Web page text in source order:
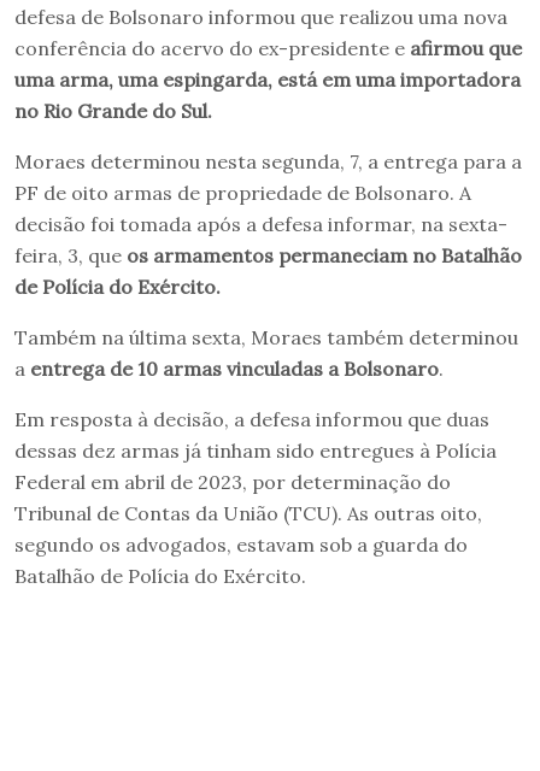
defesa de Bolsonaro informou que realizou uma nova
conferência do acervo do ex-presidente e afirmou que
uma arma, uma espingarda, está em uma importadora
no Rio Grande do Sul.
Moraes determinou nesta segunda, 7, a entrega para a
PF de oito armas de propriedade de Bolsonaro. A
decisão foi tomada após a defesa informar, na sexta-
feira, 3, que os armamentos permaneciam no Batalhão
de Polícia do Exército.
Também na última sexta, Moraes também determinou
a entrega de 10 armas vinculadas a Bolsonaro.
Em resposta à decisão, a defesa informou que duas
dessas dez armas já tinham sido entregues à Polícia
Federal em abril de 2023, por determinação do
Tribunal de Contas da União (TCU). As outras oito,
segundo os advogados, estavam sob a guarda do
Batalhão de Polícia do Exército.